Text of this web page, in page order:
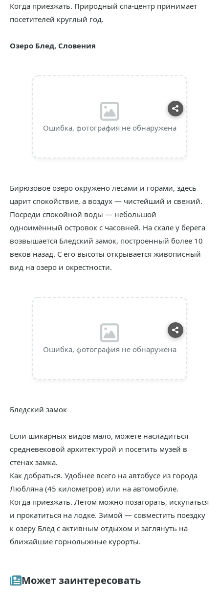
Когда приезжать. Природный спа-центр принимает
посетителей круглый год.
Озеро Блед, Словения
Ошибка, фотография не обнаружена
Бирюзовое озеро окружено лесами и горами, здесь
царит спокойствие, а воздух — чистейший и свежий.
Посреди спокойной воды — небольшой
одноимённый островок с часовней. На скале у берега
возвышается Бледский замок, построенный более 10
веков назад. С его высоты открывается живописный
вид на озеро и окрестности.
Ошибка, фотография не обнаружена
Бледский замок
Если шикарных видов мало, можете насладиться
средневековой архитектурой и посетить музей в
стенах замка.
Как добраться. Удобнее всего на автобусе из города
Любляна (45 километров) или на автомобиле.
Когда приезжать. Летом можно позагорать, искупаться
и прокатиться на лодке. Зимой — совместить поездку
к озеру Блед с активным отдыхом и заглянуть на
ближайшие горнолыжные курорты.
Может заинтересовать